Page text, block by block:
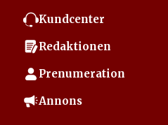
Kundcenter
Min sida
Vanliga frågor
Användarvillkor
Redaktionen
Tipsa Dagen
Vill du debattera i Dagen?
Prenumeration
Så skapar du ett konto
Annons